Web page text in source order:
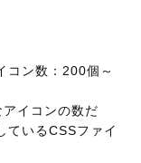
コン数：200個～
イコンの数だ
ているCSSファイ